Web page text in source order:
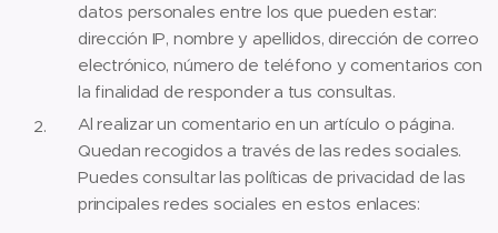
datos personales entre los que pueden estar:
dirección IP, nombre y apellidos, dirección de correo
electrónico, número de teléfono y comentarios con
la finalidad de responder a tus consultas.
Al realizar un comentario en un artículo o página.
Quedan recogidos a través de las redes sociales.
Puedes consultar las políticas de privacidad de las
principales redes sociales en estos enlaces: